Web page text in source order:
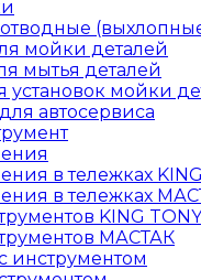
мойки деталей
мытья деталей
установок мойки
автосервиса
в тележках
в тележках
KING TONY
МАСТАК
инструментом